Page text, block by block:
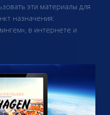
эти материалы для
назначения:
в интернете и